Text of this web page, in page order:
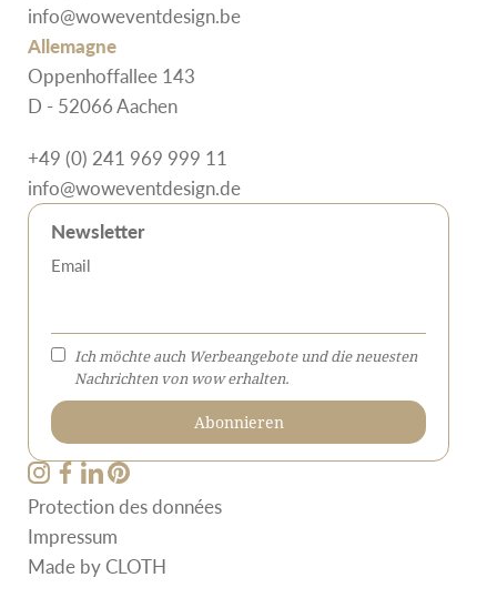
info@woweventdesign.be
Allemagne
Oppenhoffallee 143
D - 52066 Aachen
+49 (0) 241 969 999 11
info@woweventdesign.de
Newsletter
Email
Ich möchte auch Werbeangebote und die neuesten
Nachrichten von wow erhalten.
Protection des données
Impressum
Made byCLOTH